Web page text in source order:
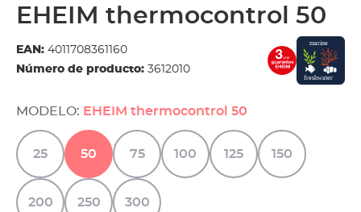
EHEIM thermocontrol 50
EAN: 4011708361160
Número de producto: 3612010
MODELO: EHEIM thermocontrol 50
25 50 75 100 125 150
200 250 300